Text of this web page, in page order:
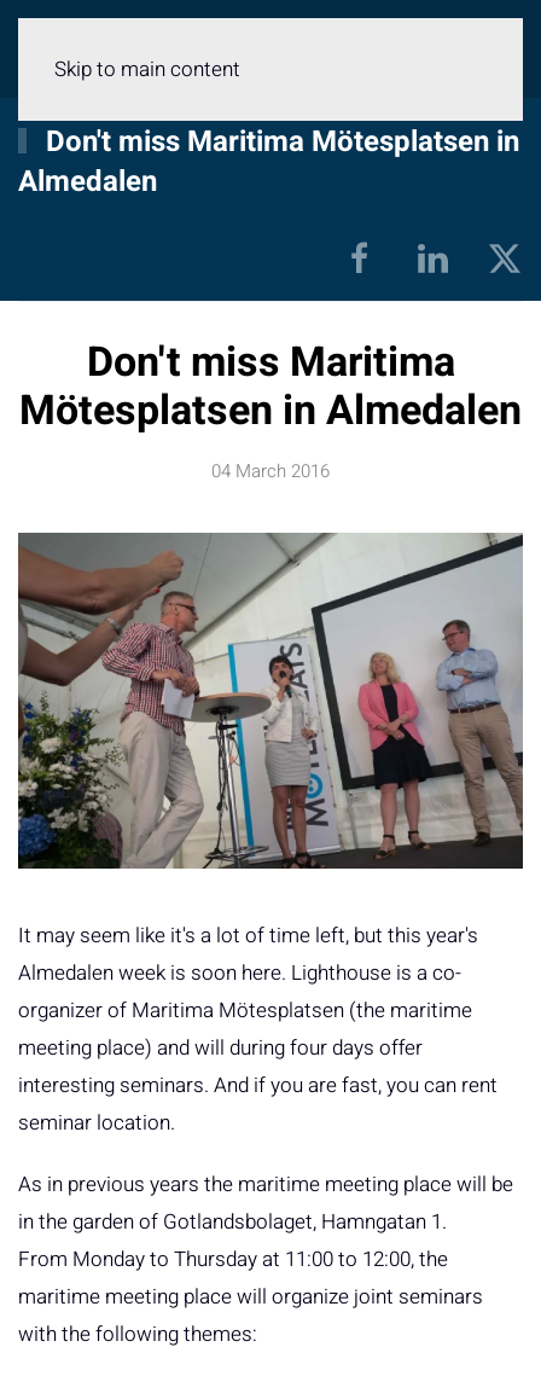
Skip to main content
Don't miss Maritima Mötesplatsen in
Almedalen
Don't miss Maritima
Mötesplatsen in Almedalen
04 March 2016
It may seem like it's a lot of time left, but this year's
Almedalen week is soon here. Lighthouse is a co-
organizer of Maritima Mötesplatsen (the maritime
meeting place) and will during four days offer
interesting seminars. And if you are fast, you can rent
seminar location.
As in previous years the maritime meeting place will be
in the garden of Gotlandsbolaget, Hamngatan 1.
From Monday to Thursday at 11:00 to 12:00, the
maritime meeting place will organize joint seminars
with the following themes: